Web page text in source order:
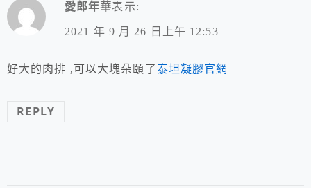
愛郎年華表示:
2021 年 9 月 26 日上午 12:53
好大的肉排 ,可以大塊朵頤了泰坦凝膠官網
REPLY